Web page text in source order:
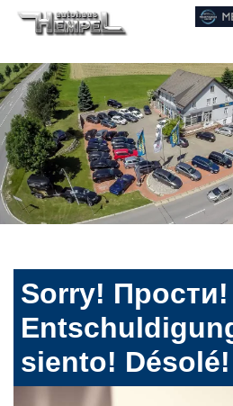
Sorry! Прости!
siento! Désolé!